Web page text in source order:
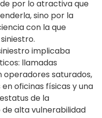
por lo atractiva que
sino por la
con la que
implicaba
llamadas
saturados,
oficinas físicas y una
de la
alta vulnerabilidad